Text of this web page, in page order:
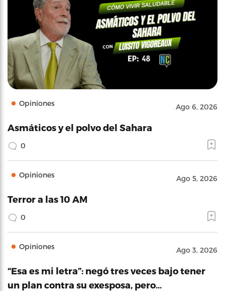
Opiniones Ago 6, 2026
Asmáticos y el polvo del Sahara
0
Opiniones Ago 5, 2026
Terror a las 10 AM
0
Opiniones Ago 3, 2026
“Esa es mi letra”: negó tres veces bajo tener
un plan contra su exesposa, pero…